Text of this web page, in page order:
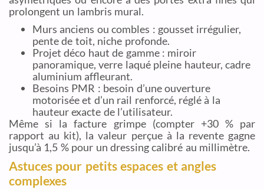
prolongent un lambris mural.
Murs anciens ou combles : gousset irrégulier,
pente de toit, niche profonde.
Projet déco haut de gamme : miroir
panoramique, verre laqué pleine hauteur, cadre
aluminium affleurant.
Besoins PMR : besoin d’une ouverture
motorisée et d’un rail renforcé, réglé à la
hauteur exacte de l’utilisateur.
Même si la facture grimpe (compter +30 % par
rapport au kit), la valeur perçue à la revente gagne
jusqu’à 1,5 % pour un dressing calibré au millimètre.
Astuces pour petits espaces et angles
complexes